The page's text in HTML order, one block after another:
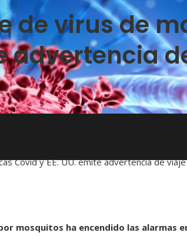
de virus de
advertencia
Covid y EE. UU. emite advertencia de viaje
mosquitos ha encendido las alarmas